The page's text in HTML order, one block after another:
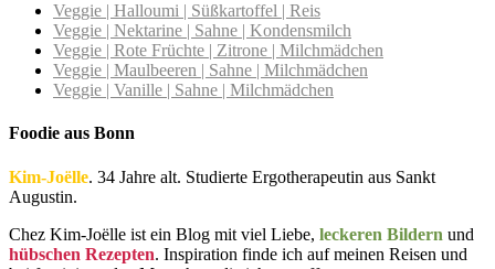
Veggie | Halloumi | Süßkartoffel | Reis
Veggie | Nektarine | Sahne | Kondensmilch
Veggie | Rote Früchte | Zitrone | Milchmädchen
Veggie | Maulbeeren | Sahne | Milchmädchen
Veggie | Vanille | Sahne | Milchmädchen
Foodie aus Bonn
Kim-Joëlle. 34 Jahre alt. Studierte Ergotherapeutin aus Sankt
Augustin.
Chez Kim-Joëlle ist ein Blog mit viel Liebe, leckeren Bildern und
hübschen Rezepten. Inspiration finde ich auf meinen Reisen und